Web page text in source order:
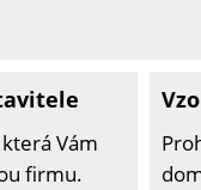
Vám
firmu.